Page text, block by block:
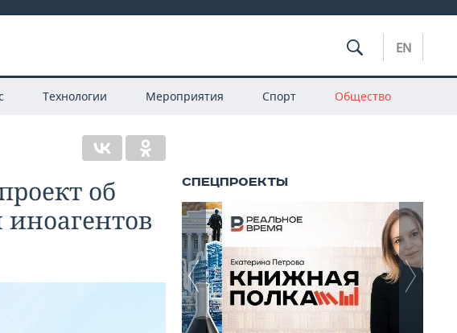
EN
Технологии Мероприятия Спорт Общество
об
иноагентов